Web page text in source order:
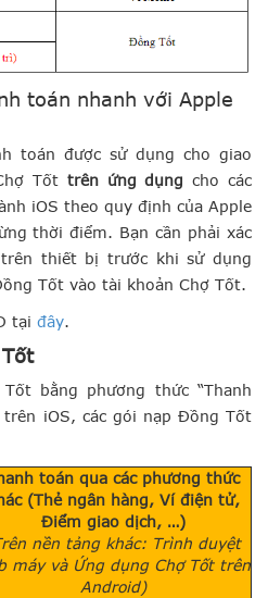
toán nhanh với Apple
toán được sử dụng cho giao
Tốt trên ứng dụng cho các
iOS theo quy định của Apple
thời điểm. Bạn cần phải xác
thiết bị trước khi sử dụng
Tốt vào tài khoản Chợ Tốt.
tại đây.
bằng phương thức “Thanh
iOS, các gói nạp Đồng Tốt
toán qua các phương thức
(Thẻ ngân hàng, Ví điện tử,
Điểm giao dịch, …)
nền tảng khác: Trình duyệt
máy và Ứng dụng Chợ Tốt trên
Android)